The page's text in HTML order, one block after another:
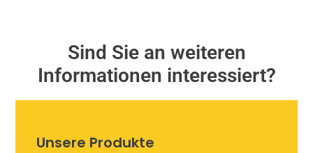
Sind Sie an weiteren
Informationen interessiert?
Unsere Produkte